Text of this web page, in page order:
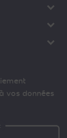
vos données